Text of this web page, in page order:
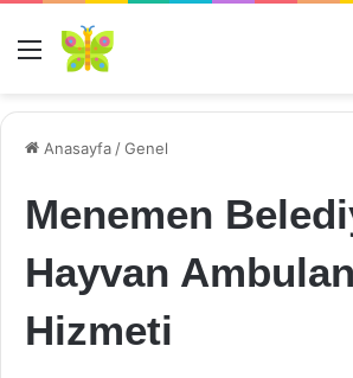
Menü
Anasayfa /Genel
Menemen
Hayvan
Hizmeti